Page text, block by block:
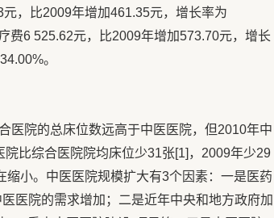
，比2009年增加461.35元，增长率为
费6 525.62元，比2009年增加573.70元，增长
。
医院的总床位数远高于中医医院，但2010年中
比综合医院院均床位少31张[1]，2009年少29
小。中医医院规模扩大有3个因素：一是医药
医院的需求增加；二是近年中央和地方政府加